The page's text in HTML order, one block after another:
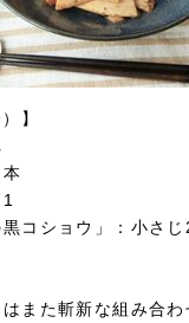
】
コショウ」：小さじ
また斬新な組み合